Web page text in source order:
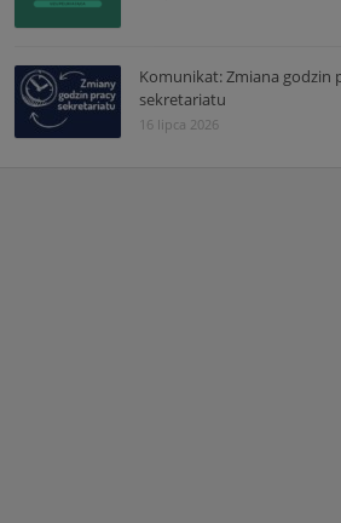
Komunikat: Zmiana godzin
sekretariatu
16 lipca 2026